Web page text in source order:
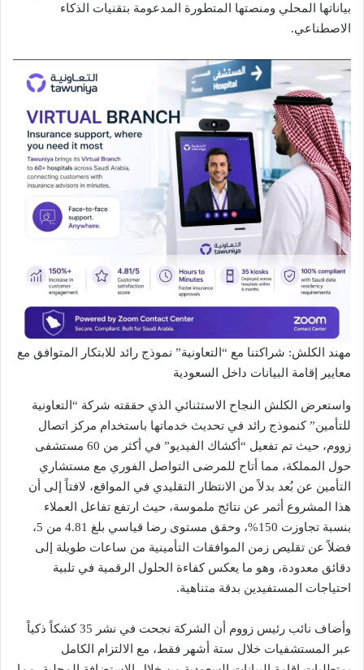
بياناتها المحلي ومنصتها المتطورة المدعومة بتقنيات الذكاء
الاصطناعي.
مهند الكلش: شراكتنا مع “التعاونية” نموذج رائد للابتكار المتوافق مع
معايير إقامة البيانات داخل السعودية
واستعرض الكلش النجاح الاستثنائي الذي حققته شركة “التعاونية
للتأمين” كنموذج رائد في تحديث خدماتها باستخدام مركز اتصال
زووم، حيث تم تفعيل “أكشاك الفيديو” في أكثر من 60 مستشفى
حول المملكة، مما أتاح للمرضى التواصل الفوري مع مستشاري
التأمين عن بُعد بدلاً من الانتظار التقليدي في المواقع، لافتاً إلى أن
هذا المشروع أثمر عن نتائج ملموسة، حيث ارتفع تفاعل العملاء
بنسبة تجاوزت 150%، وحقق مستوى رضا قياسي بلغ 4.81 من 5،
فضلاً عن تقليص زمن الموافقات التأمينية من ساعات طويلة إلى
دقائق معدودة، وهو ما يعكس كفاءة الحلول الرقمية في تلبية
احتياجات المستفيدين بدقة متناهية.
وأضاف نائب رئيس زووم أن الشركة نجحت في نشر 35 كشكاً ذكياً
عبر المستشفيات خلال ستة أشهر فقط، مع الالتزام الكامل